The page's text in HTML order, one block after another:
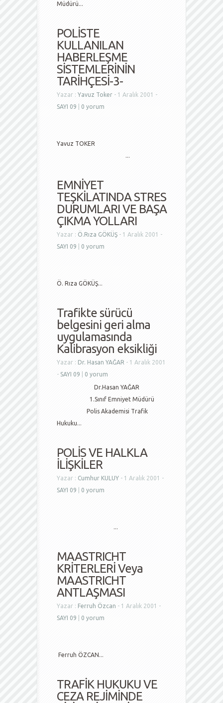
Müdürü...
POLİSTE
KULLANILAN
HABERLEŞME
SİSTEMLERİNİN
TARİHÇESİ-3-
Yazar : Yavuz Toker - 1 Aralık 2001 -
SAYI 09
0 yorum
Yavuz TOKER
...
EMNİYET
TEŞKİLATINDA STRES
DURUMLARI VE BAŞA
ÇIKMA YOLLARI
Yazar : Ö.Rıza GÖKÜŞ - 1 Aralık 2001 -
SAYI 09
0 yorum
Ö. Rıza GÖKÜŞ...
Trafikte sürücü
belgesini geri alma
uygulamasında
Kalibrasyon eksikliği
Yazar : Dr. Hasan YAĞAR - 1 Aralık 2001
- SAYI 09
0 yorum
Dr.Hasan YAĞAR
1.Sınıf Emniyet Müdürü
Polis Akademisi Trafik
Hukuku...
POLİS VE HALKLA
İLİŞKİLER
Yazar : Cumhur KULUY - 1 Aralık 2001 -
SAYI 09
0 yorum
...
MAASTRICHT
KRİTERLERİ Veya
MAASTRICHT
ANTLAŞMASI
Yazar : Ferruh Özcan - 1 Aralık 2001 -
SAYI 09
0 yorum
Ferruh ÖZCAN...
TRAFİK HUKUKU VE
CEZA REJİMİNDE